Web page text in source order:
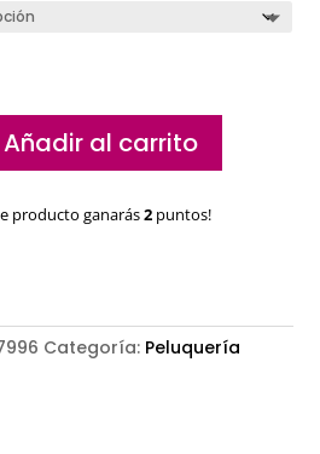
Añadir al carrito
producto ganarás2puntos!
Categoría: Peluquería